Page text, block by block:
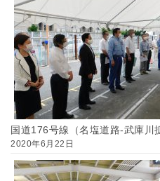
国道176号線（名塩道路-武庫川
2020年6月22日